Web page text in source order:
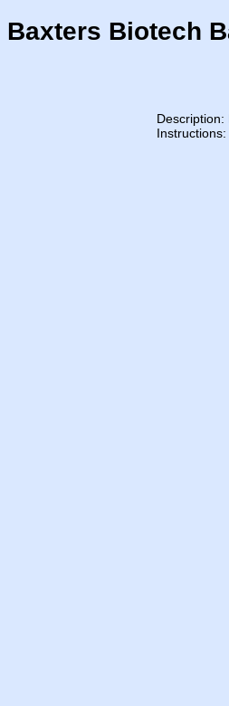
Baxters Biotech
Description:
Instructions: